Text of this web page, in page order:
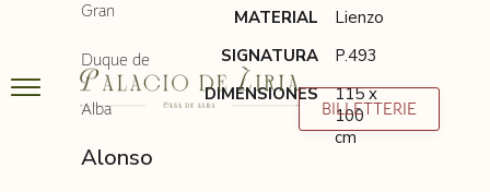
BILLETTERIE
Gran
Duque de
Alba
Alonso
MATERIAL
Lienzo
SIGNATURA
P.493
DIMENSIONES
115 x
100
cm